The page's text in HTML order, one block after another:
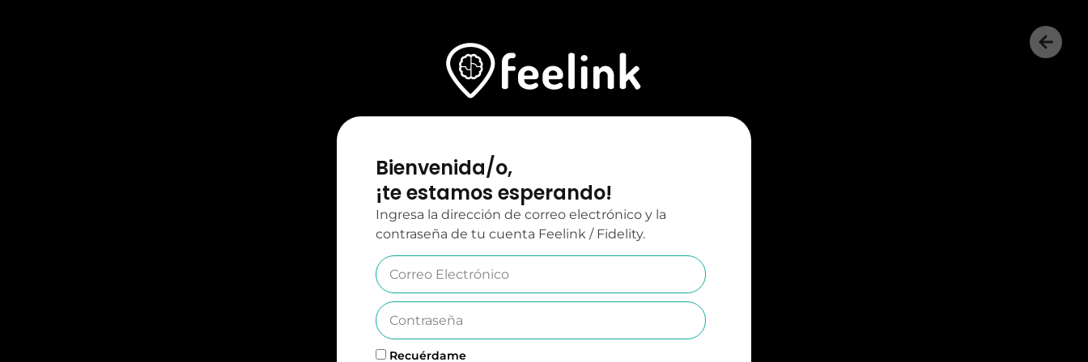
Bienvenida/o,
¡te estamos esperando!
Ingresa la dirección de correo electrónico y la
contraseña de tu cuenta Feelink / Fidelity.
Recuérdame